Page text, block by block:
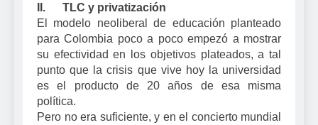
II. TLC y privatización
El modelo neoliberal de educación planteado
para Colombia poco a poco empezó a mostrar
su efectividad en los objetivos plateados, a tal
punto que la crisis que vive hoy la universidad
es el producto de 20 años de esa misma
política.
Pero no era suficiente, y en el concierto mundial